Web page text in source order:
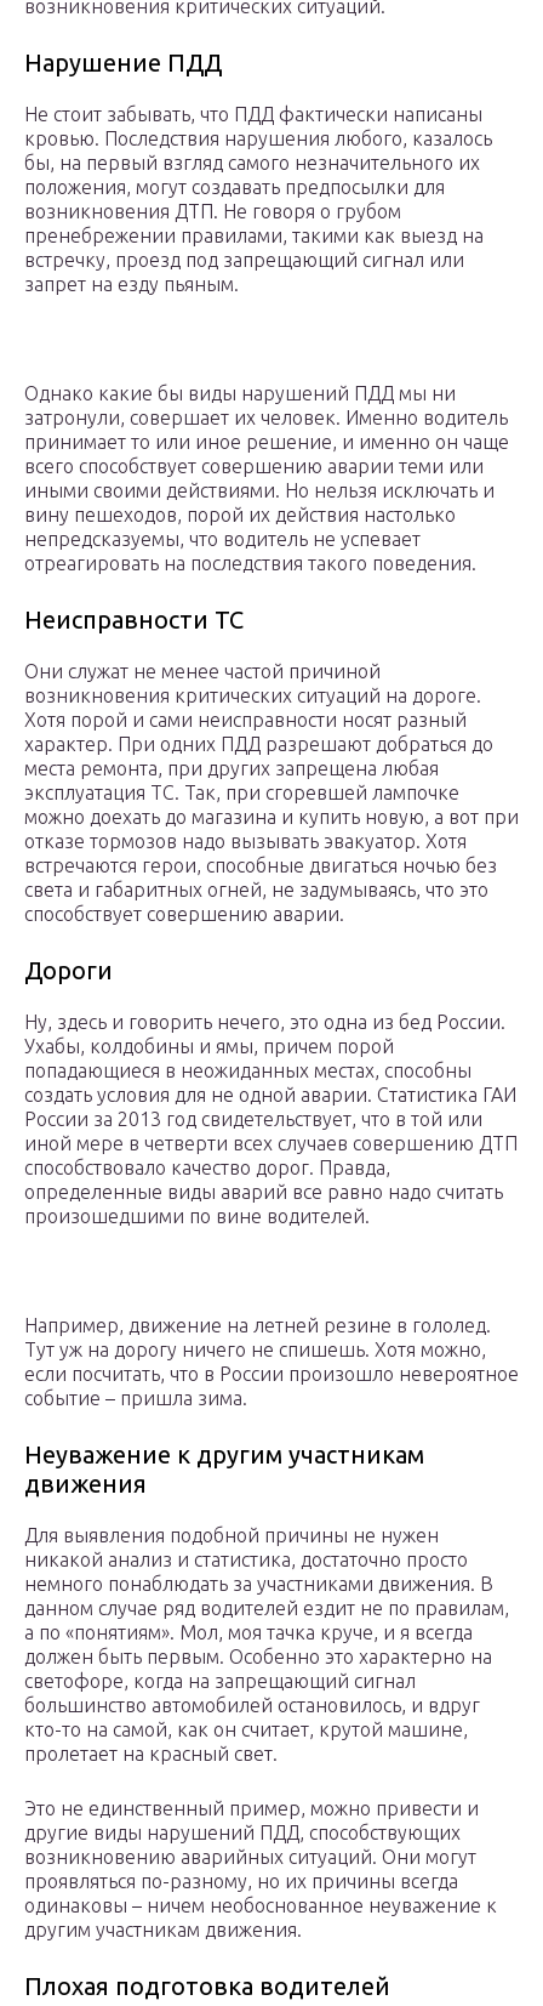
возникновения критических ситуаций.
Нарушение ПДД
Не стоит забывать, что ПДД фактически написаны
кровью. Последствия нарушения любого, казалось
бы, на первый взгляд самого незначительного их
положения, могут создавать предпосылки для
возникновения ДТП. Не говоря о грубом
пренебрежении правилами, такими как выезд на
встречку, проезд под запрещающий сигнал или
запрет на езду пьяным.
Однако какие бы виды нарушений ПДД мы ни
затронули, совершает их человек. Именно водитель
принимает то или иное решение, и именно он чаще
всего способствует совершению аварии теми или
иными своими действиями. Но нельзя исключать и
вину пешеходов, порой их действия настолько
непредсказуемы, что водитель не успевает
отреагировать на последствия такого поведения.
Неисправности ТС
Они служат не менее частой причиной
возникновения критических ситуаций на дороге.
Хотя порой и сами неисправности носят разный
характер. При одних ПДД разрешают добраться до
места ремонта, при других запрещена любая
эксплуатация ТС. Так, при сгоревшей лампочке
можно доехать до магазина и купить новую, а вот при
отказе тормозов надо вызывать эвакуатор. Хотя
встречаются герои, способные двигаться ночью без
света и габаритных огней, не задумываясь, что это
способствует совершению аварии.
Дороги
Ну, здесь и говорить нечего, это одна из бед России.
Ухабы, колдобины и ямы, причем порой
попадающиеся в неожиданных местах, способны
создать условия для не одной аварии. Статистика ГАИ
России за 2013 год свидетельствует, что в той или
иной мере в четверти всех случаев совершению ДТП
способствовало качество дорог. Правда,
определенные виды аварий все равно надо считать
произошедшими по вине водителей.
Например, движение на летней резине в гололед.
Тут уж на дорогу ничего не спишешь. Хотя можно,
если посчитать, что в России произошло невероятное
событие – пришла зима.
Неуважение к другим участникам
движения
Для выявления подобной причины не нужен
никакой анализ и статистика, достаточно просто
немного понаблюдать за участниками движения. В
данном случае ряд водителей ездит не по правилам,
а по «понятиям». Мол, моя тачка круче, и я всегда
должен быть первым. Особенно это характерно на
светофоре, когда на запрещающий сигнал
большинство автомобилей остановилось, и вдруг
кто-то на самой, как он считает, крутой машине,
пролетает на красный свет.
Это не единственный пример, можно привести и
другие виды нарушений ПДД, способствующих
возникновению аварийных ситуаций. Они могут
проявляться по-разному, но их причины всегда
одинаковы – ничем необоснованное неуважение к
другим участникам движения.
Плохая подготовка водителей